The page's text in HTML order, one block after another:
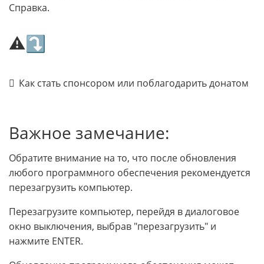
Справка.
⚠⤵
Как стать спонсором или поблагодарить донатом
Важное замечание:
Обратите внимание на то, что после обновления
любого программного обеспечения рекомендуется
перезагрузить компьютер.
Перезагрузите компьютер, перейдя в диалоговое
окно выключения, выбрав "перезагрузить" и
нажмите ENTER.